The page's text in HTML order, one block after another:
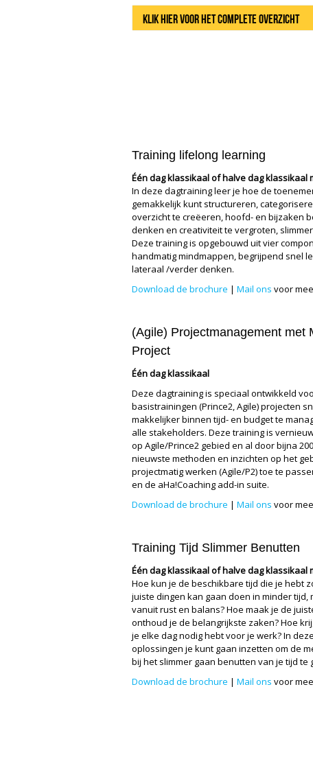
Klik hier voor het complete overzicht
Training lifelong learning
Één dag klassikaal of halve dag klassikaal
In deze dagtraining leer je hoe de
gemakkelijk kunt structureren,
overzicht te creëeren, hoofd- en bijzaken
denken en creativiteit te vergroten,
Deze training is opgebouwd uit vier
handmatig mindmappen, begrijpend snel
lateraal /verder denken.
Download de brochure | Mail ons voor
(Agile) Projectmanagement met
Project
Één dag klassikaal
Deze dagtraining is speciaal ontwikkeld
basistrainingen (Prince2, Agile) projecten
makkelijker binnen tijd- en budget te
alle stakeholders. Deze training is
op Agile/Prince2 gebied en al door bijna
nieuwste methoden en inzichten op het
projectmatig werken (Agile/P2) toe te
en de aHa!Coaching add-in suite.
Download de brochure | Mail ons voor
Training Tijd Slimmer Benutten
Één dag klassikaal of halve dag klassikaal
Hoe kun je de beschikbare tijd die je hebt
juiste dingen kan gaan doen in minder
vanuit rust en balans? Hoe maak je de
onthoud je de belangrijkste zaken? Hoe
je elke dag nodig hebt voor je werk? In
oplossingen je kunt gaan inzetten om de
bij het slimmer gaan benutten van je tijd te
Download de brochure | Mail ons voor